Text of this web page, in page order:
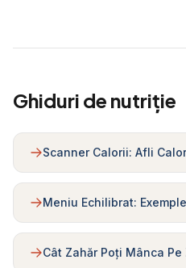
Ghiduri de nutriție
Scanner Calorii: Afli
Meniu Echilibrat:
Cât Zahăr Poți Mânca Pe